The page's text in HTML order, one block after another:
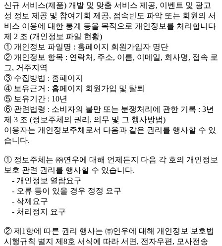
신규 서비스(제품) 개발 및 맞춤 서비스 제공, 이벤트 및 광고
성 정보 제공 및 참여기회 제공, 접속빈도 파악 또는 회원의 서
비스 이용에 대한 통계 등을 목적으로 개인정보를 처리합니다
제 2 조 (개인정보 파일 현황)
① 개인정보 파일명 : 홈페이지 회원가입자 명단
② 개인정보 항목 : 연락처, 주소, 이름, 이메일, 회사명, 접속 로
그, 거주지역
③ 수집방법 : 홈페이지
④ 보유근거 : 홈페이지 회원가입 및 탈퇴
⑤ 보유기간 : 10년
⑥ 관련법령 : 소비자의 불만 또는 분쟁처리에 관한 기록 : 3년
제 3 조 (정보주체의 권리, 의무 및 그 행사방법)
이용자는 개인정보주체로서 다음과 같은 권리를 행사할 수 있
습니다.
① 정보주체는 ㈜연우에 대해 언제든지 다음 각 호의 개인정보
보호 관련 권리를 행사할 수 있습니다.
- 개인정보 열람요구
- 오류 등이 있을 경우 정정 요구
- 삭제요구
- 처리정지 요구
② 제1항에 따른 권리 행사는 ㈜연우에 대해 개인정보 보호법
시행규칙 별지 제8호 서식에 따라 서면, 전자우편, 모사전송